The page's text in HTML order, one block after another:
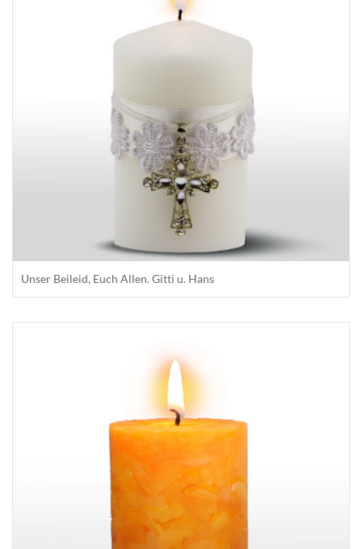
Unser Beileid, Euch Allen. Gitti u. Hans